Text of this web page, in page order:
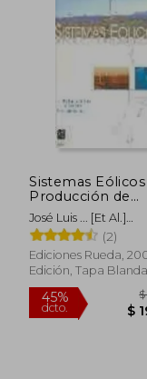
45%
dcto.
Sistemas
Producción de
Energía Eléctrica
José Luis ... [Et Al.]
Rodríguez Amenedo
(2)
Ediciones Rueda,
Edición, Tapa Blanda,
Usado